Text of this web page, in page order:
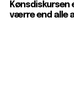
Kønsdiskursen
værre end alle